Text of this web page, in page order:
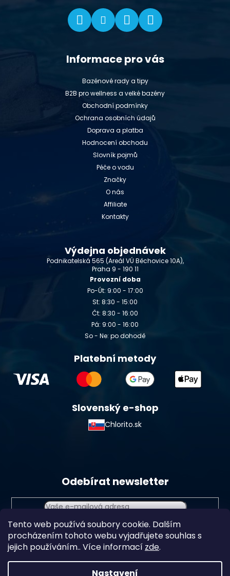
Tento web používá soubory cookie. Dalším
procházením tohoto webu vyjadřujete souhlas s
jejich používáním.. Více informací zde.
Nastavení
Informace pro vás
Bazénové rady a tipy
B2B pro wellness a velké bazény
Obchodní podmínky
Ochrana osobních údajů
Doprava a platba
Hodnocení obchodu
Slovník pojmů
Péče o vodu
Značky
O nás
Affiliate
Kontakty
Výdejna objednávek
Podnikatelská 565 (Areál VÚ Běchovice 10A),
Praha 9 - 190 11
Provozní doba
Po-Út: 9:00 - 17:00
St: 8:30 - 15:00
Čt: 8:30 - 16:00
Pá: 9:00 - 16:00
So - Ne: po dohodě
Platební metody
Slovenský e-shop
Chlorito.sk
Odebírat newsletter
Vložením e-mailu souhlasíte s podmínkami ochrany
osobních údajů
se